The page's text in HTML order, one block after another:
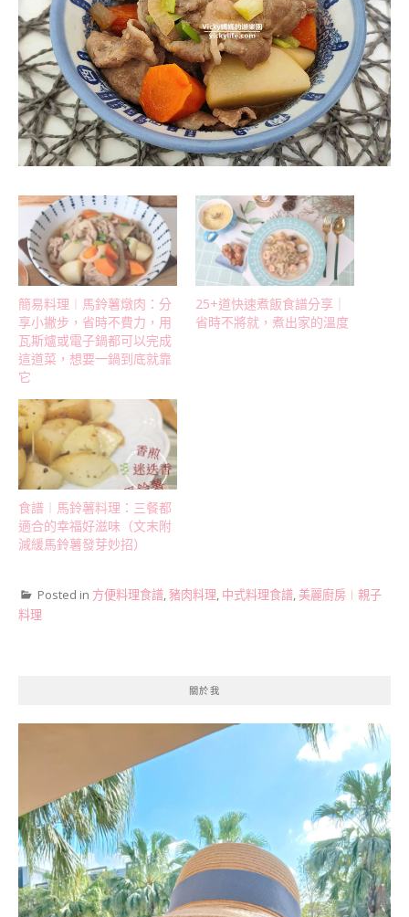
簡易料理︱馬鈴薯燉肉：分
享小撇步，省時不費力，用
瓦斯爐或電子鍋都可以完成
這道菜，想要一鍋到底就靠
它
25+道快速煮飯食譜分享｜
省時不將就，煮出家的溫度
食譜︱馬鈴薯料理：三餐都
適合的幸福好滋味（文末附
減緩馬鈴薯發芽妙招）
Posted in 方便料理食譜,豬肉料理, 中式料理食譜,美麗廚房︱親子
料理
關於我